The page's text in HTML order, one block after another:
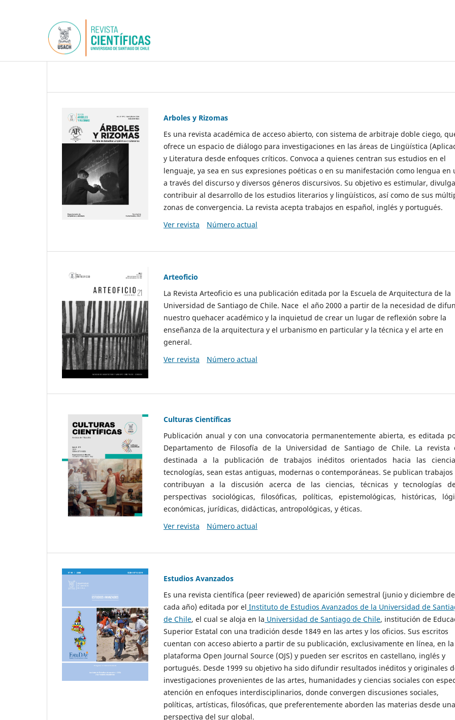
Arboles y Rizomas
Es una revista académica de acceso abierto, con sistema de arbitraje doble ciego,
ofrece un espacio de diálogo para investigaciones en las áreas de Lingüística
y Literatura desde enfoques críticos. Convoca a quienes centran sus estudios en el
lenguaje, ya sea en sus expresiones poéticas o en su manifestación como lengua en
a través del discurso y diversos géneros discursivos. Su objetivo es estimular,
contribuir al desarrollo de los estudios literarios y lingüísticos, así como de sus
zonas de convergencia. La revista acepta trabajos en español, inglés y portugués.
Ver revista
Número actual
Arteoficio
La Revista Arteoficio es una publicación editada por la Escuela de Arquitectura de la
Universidad de Santiago de Chile. Nace el año 2000 a partir de la necesidad de
nuestro quehacer académico y la inquietud de crear un lugar de reflexión sobre la
enseñanza de la arquitectura y el urbanismo en particular y la técnica y el arte en
general.
Ver revista
Número actual
Culturas Científicas
Publicación anual y con una convocatoria permanentemente abierta, es editada
Departamento de Filosofía de la Universidad de Santiago de Chile. La revista
destinada a la publicación de trabajos inéditos orientados hacia las
tecnologías, sean estas antiguas, modernas o contemporáneas. Se publican
contribuyan a la discusión acerca de las ciencias, técnicas y tecnologías
perspectivas sociológicas, filosóficas, políticas, epistemológicas, históricas,
económicas, jurídicas, didácticas, antropológicas, y éticas.
Ver revista
Número actual
Estudios Avanzados
Es una revista científica (peer reviewed) de aparición semestral (junio y diciembre de
cada año) editada por el Instituto de Estudios Avanzados de la Universidad de
de Chile, el cual se aloja en la Universidad de Santiago de Chile, institución de
Superior Estatal con una tradición desde 1849 en las artes y los oficios. Sus escritos
cuentan con acceso abierto a partir de su publicación, exclusivamente en línea, en la
plataforma Open Journal Source (OJS) y pueden ser escritos en castellano, inglés y
portugués. Desde 1999 su objetivo ha sido difundir resultados inéditos y originales
investigaciones provenientes de las artes, humanidades y ciencias sociales con
atención en enfoques interdisciplinarios, donde convergen discusiones sociales,
políticas, artísticas, filosóficas, que preferentemente aborden las materias desde una
perspectiva del sur global.